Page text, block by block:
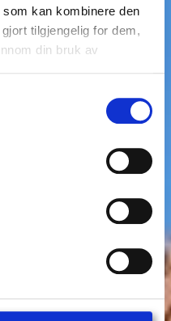
kan kombinere den
tilgjengelig for dem,
din bruk av